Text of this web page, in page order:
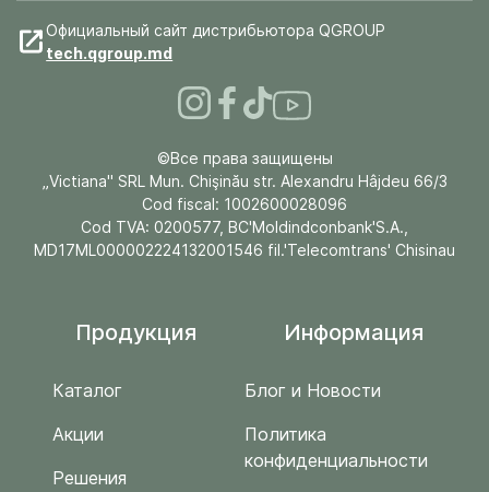
Официальный сайт дистрибьютора QGROUP
tech.qgroup.md
©Все права защищены
„Victiana" SRL Mun. Chişinău str. Alexandru Hâjdeu 66/3
Cod fiscal: 1002600028096
Cod TVA: 0200577, BC'Moldindconbank'S.A.,
MD17ML000002224132001546 fil.'Telecomtrans' Chisinau
Продукция
Каталог
Акции
Решения
Информация
Блог и Новости
Политика
конфиденциальности